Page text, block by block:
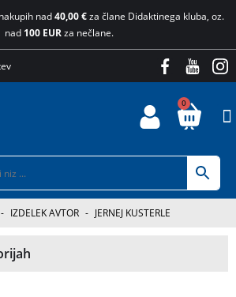
nad40,00 €za člane Didaktinega kluba, oz.
nad 100 EURza nečlane.
0
- IZDELEK AVTOR - JERNEJ KUSTERLE